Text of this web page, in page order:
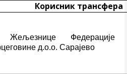
Корисник трансфера
Жељезнице
д.о.о. Сарајево